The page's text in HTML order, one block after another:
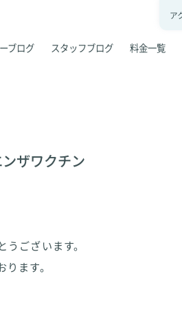
ア
ブログ スタッフブログ 料金一覧
ザワクチン
ございます。
ます。